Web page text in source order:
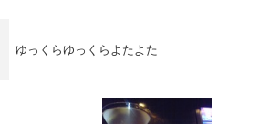
ゆっくらゆっくらよたよた